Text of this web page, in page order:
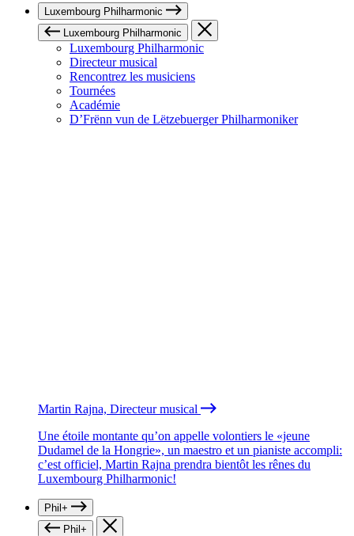
Luxembourg Philharmonic
Luxembourg Philharmonic
Luxembourg Philharmonic
Directeur musical
Rencontrez les musiciens
Tournées
Académie
D’Frënn vun de Lëtzebuerger Philharmoniker
Martin Rajna, Directeur musical
Une étoile montante qu’on appelle volontiers le «jeune
Dudamel de la Hongrie», un maestro et un pianiste accompli:
c’est officiel, Martin Rajna prendra bientôt les rênes du
Luxembourg Philharmonic!
Phil+
Phil+